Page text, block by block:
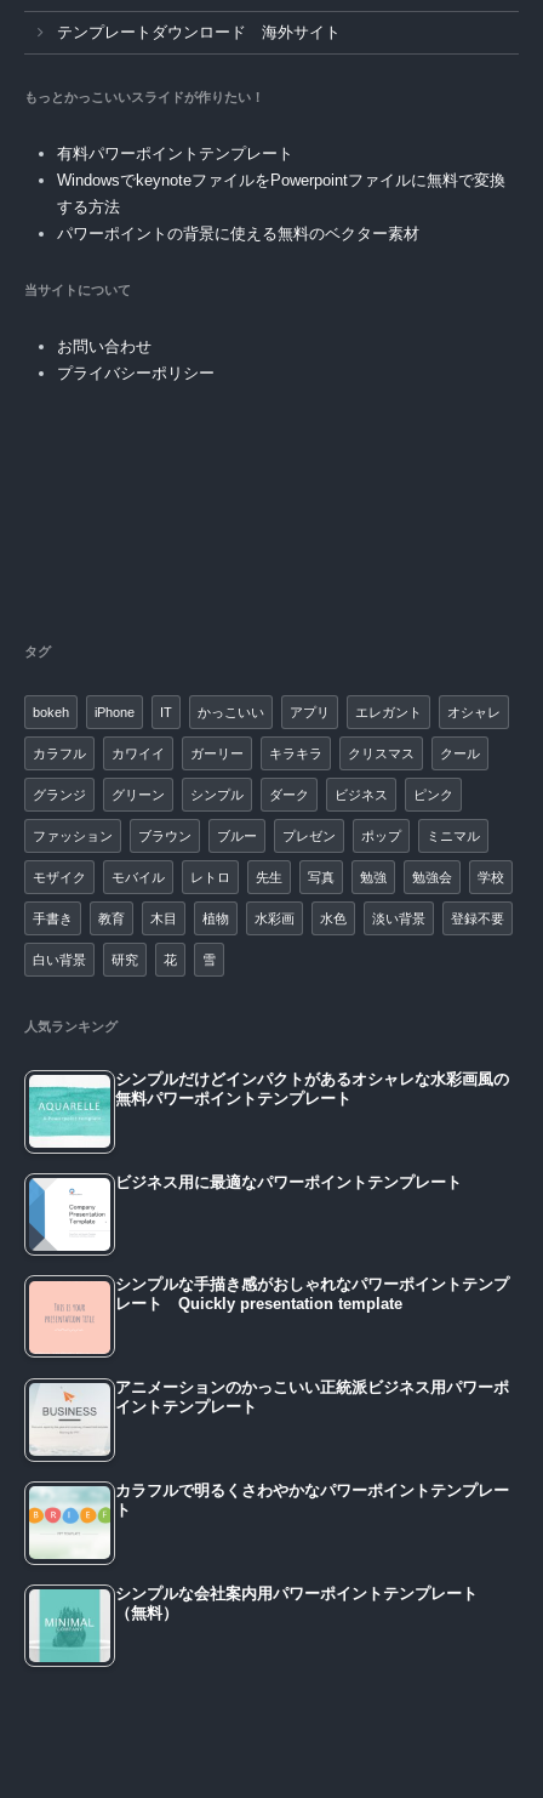
テンプレートダウンロード 海外サイト
もっとかっこいいスライドが作りたい！
有料パワーポイントテンプレート
WindowsでkeynoteファイルをPowerpointファイルに無料で変換
する方法
パワーポイントの背景に使える無料のベクター素材
当サイトについて
お問い合わせ
プライバシーポリシー
タグ
bokeh iPhone IT かっこいい アプリ エレガント オシャレ
カラフル カワイイ ガーリー キラキラ クリスマス クール
グランジ グリーン シンプル ダーク ビジネス ピンク
ファッション ブラウン ブルー プレゼン ポップ ミニマル
モザイク モバイル レトロ 先生 写真 勉強 勉強会 学校
手書き 教育 木目 植物 水彩画 水色 淡い背景 登録不要
白い背景 研究 花 雪
人気ランキング
シンプルだけどインパクトがあるオシャレな水彩画風の
無料パワーポイントテンプレート
ビジネス用に最適なパワーポイントテンプレート
シンプルな手描き感がおしゃれなパワーポイントテンプ
レート Quickly presentation template
アニメーションのかっこいい正統派ビジネス用パワーポ
イントテンプレート
カラフルで明るくさわやかなパワーポイントテンプレー
ト
シンプルな会社案内用パワーポイントテンプレート
（無料）